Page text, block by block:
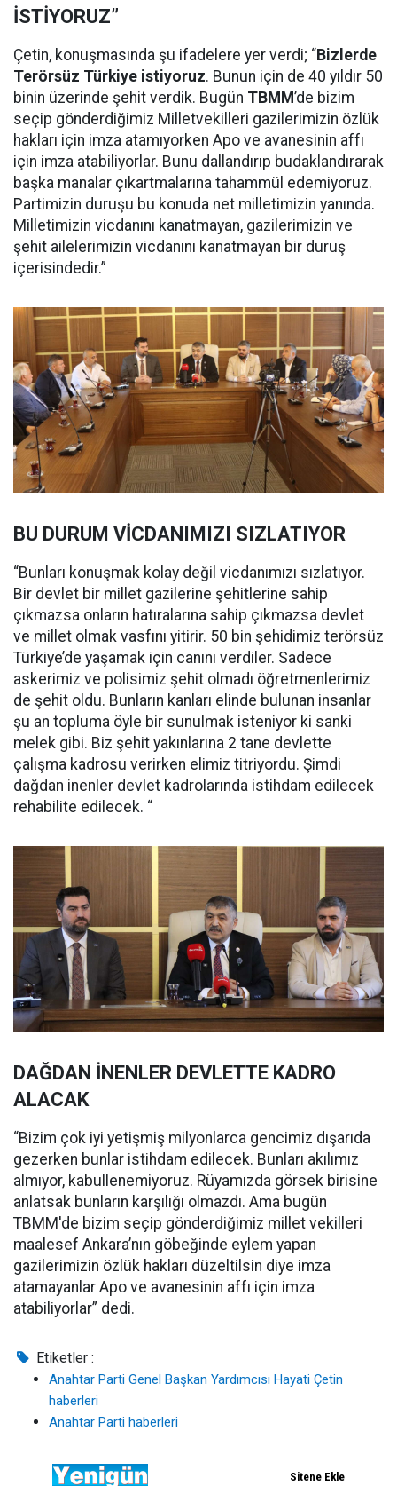
İSTİYORUZ”
Çetin, konuşmasında şu ifadelere yer verdi; “Bizlerde
Terörsüz Türkiye istiyoruz. Bunun için de 40 yıldır 50
binin üzerinde şehit verdik. Bugün TBMM’de bizim
seçip gönderdiğimiz Milletvekilleri gazilerimizin özlük
hakları için imza atamıyorken Apo ve avanesinin affı
için imza atabiliyorlar. Bunu dallandırıp budaklandırarak
başka manalar çıkartmalarına tahammül edemiyoruz.
Partimizin duruşu bu konuda net milletimizin yanında.
Milletimizin vicdanını kanatmayan, gazilerimizin ve
şehit ailelerimizin vicdanını kanatmayan bir duruş
içerisindedir.”
BU DURUM VİCDANIMIZI SIZLATIYOR
“Bunları konuşmak kolay değil vicdanımızı sızlatıyor.
Bir devlet bir millet gazilerine şehitlerine sahip
çıkmazsa onların hatıralarına sahip çıkmazsa devlet
ve millet olmak vasfını yitirir. 50 bin şehidimiz terörsüz
Türkiye’de yaşamak için canını verdiler. Sadece
askerimiz ve polisimiz şehit olmadı öğretmenlerimiz
de şehit oldu. Bunların kanları elinde bulunan insanlar
şu an topluma öyle bir sunulmak isteniyor ki sanki
melek gibi. Biz şehit yakınlarına 2 tane devlette
çalışma kadrosu verirken elimiz titriyordu. Şimdi
dağdan inenler devlet kadrolarında istihdam edilecek
rehabilite edilecek. “
DAĞDAN İNENLER DEVLETTE KADRO
ALACAK
“Bizim çok iyi yetişmiş milyonlarca gencimiz dışarıda
gezerken bunlar istihdam edilecek. Bunları akılımız
almıyor, kabullenemiyoruz. Rüyamızda görsek birisine
anlatsak bunların karşılığı olmazdı. Ama bugün
TBMM'de bizim seçip gönderdiğimiz millet vekilleri
maalesef Ankara’nın göbeğinde eylem yapan
gazilerimizin özlük hakları düzeltilsin diye imza
atamayanlar Apo ve avanesinin affı için imza
atabiliyorlar” dedi.
Etiketler :
Anahtar Parti Genel Başkan Yardımcısı Hayati Çetin
haberleri
Anahtar Parti haberleri